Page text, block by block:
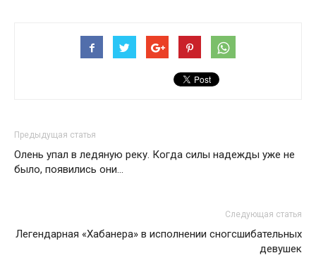
Предыдущая статья
Олень упал в ледяную реку. Когда силы надежды уже не
было, появились они…
Следующая статья
Легендарная «Хабанера» в исполнении сногсшибательных
девушек